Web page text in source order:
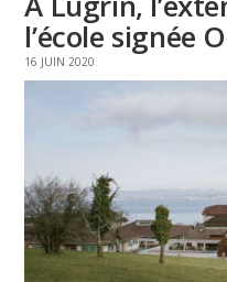
l’école signée
16 JUIN 2020